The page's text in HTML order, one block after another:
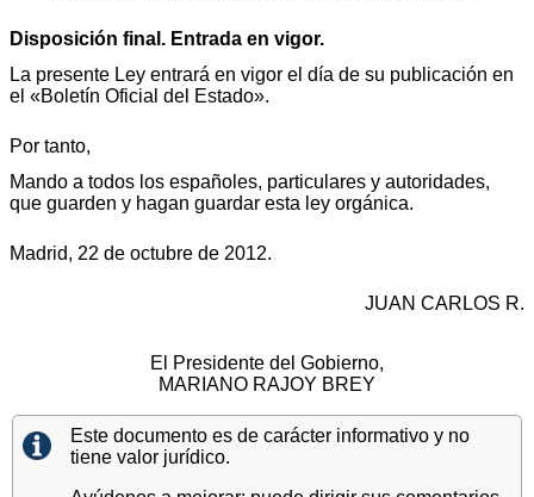
Disposición final. Entrada en vigor.
La presente Ley entrará en vigor el día de su publicación en
el «Boletín Oficial del Estado».
Por tanto,
Mando a todos los españoles, particulares y autoridades,
que guarden y hagan guardar esta ley orgánica.
Madrid, 22 de octubre de 2012.
JUAN CARLOS R.
El Presidente del Gobierno,
MARIANO RAJOY BREY
Este documento es de carácter informativo y no
tiene valor jurídico.